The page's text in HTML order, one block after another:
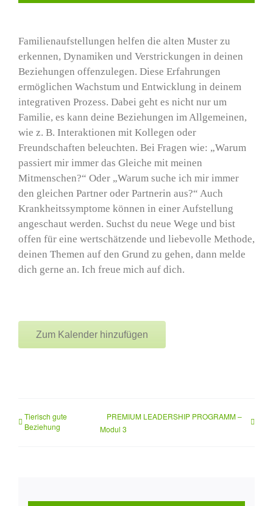
Fortbildungen
TERMINE
KONTAKT
Familienaufstellungen helfen die alten Muster zu
erkennen, Dynamiken und Verstrickungen in deinen
Beziehungen offenzulegen. Diese Erfahrungen
ermöglichen Wachstum und Entwicklung in deinem
integrativen Prozess. Dabei geht es nicht nur um
Familie, es kann deine Beziehungen im Allgemeinen,
wie z. B. Interaktionen mit Kollegen oder
Freundschaften beleuchten. Bei Fragen wie: „Warum
passiert mir immer das Gleiche mit meinen
Mitmenschen?“ Oder „Warum suche ich mir immer
den gleichen Partner oder Partnerin aus?“ Auch
Krankheitssymptome können in einer Aufstellung
angeschaut werden. Suchst du neue Wege und bist
offen für eine wertschätzende und liebevolle Methode,
deinen Themen auf den Grund zu gehen, dann melde
dich gerne an. Ich freue mich auf dich.
Zum Kalender hinzufügen
Tierisch gute
Beziehung
PREMIUM LEADERSHIP PROGRAMM –
Modul 3